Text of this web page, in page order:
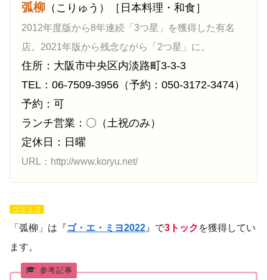
弧柳 （こりゅう）［日本料理・和食］
2012年度版から8年連続「3つ星」を獲得した有名
店。2021年版から残念ながら「2つ星」に。
住所：大阪市中央区内淡路町3-3-3
TEL：06-7509-3956（予約：050-3172-3474）
予約：可
ランチ営業：〇（土祝のみ）
定休日：日曜
URL：http://www.koryu.net/
ゴエミヨ
「弧柳」は『 ゴ・エ・ミヨ2022』で3トック を獲得してい
ます。